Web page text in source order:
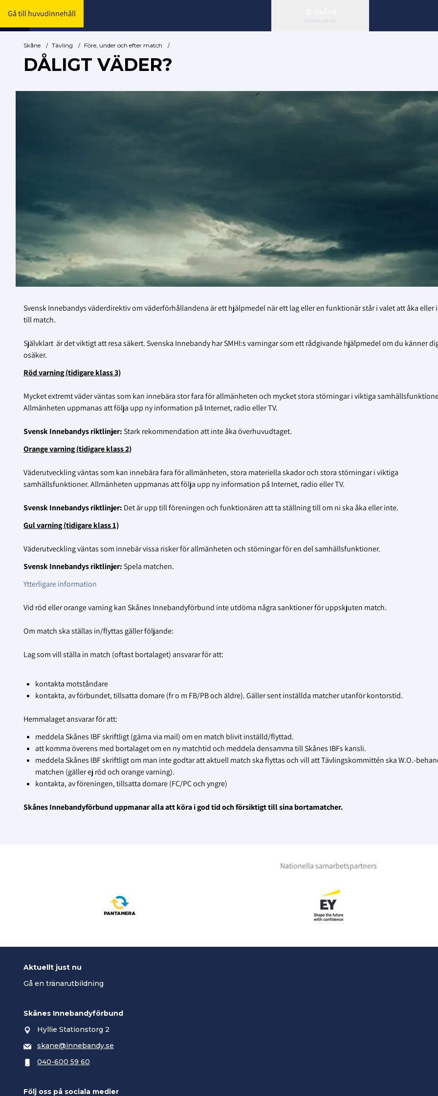
Gå till huvudinnehåll
Byt förbund här
Skåne / Tävling / Före, under och efter match /
DÅLIGT VÄDER?
Svensk Innebandys väderdirektiv om väderförhållandena är ett hjälpmedel när ett lag eller en funktionär står i valet att åka eller
till match.
Självklart är det viktigt att resa säkert. Svenska Innebandy har SMHI:s varningar som ett rådgivande hjälpmedel om du känner
osäker.
Röd varning (tidigare klass 3)
Mycket extremt väder väntas som kan innebära stor fara för allmänheten och mycket stora störningar i viktiga
Allmänheten uppmanas att följa upp ny information på Internet, radio eller TV.
Svensk Innebandys riktlinjer:Stark rekommendation att inte åka överhuvudtaget.
Orange varning (tidigare klass 2)
Väderutveckling väntas som kan innebära fara för allmänheten, stora materiella skador och stora störningar i viktiga
samhällsfunktioner. Allmänheten uppmanas att följa upp ny information på Internet, radio eller TV.
Svensk Innebandys riktlinjer: Det är upp till föreningen och funktionären att ta ställning till om ni ska åka eller inte.
Gul varning (tidigare klass 1)
Väderutveckling väntas som innebär vissa risker för allmänheten och störningar för en del samhällsfunktioner.
Svensk Innebandys riktlinjer:Spela matchen.
Ytterligare information
Vid röd eller orange varning kan Skånes Innebandyförbund inte utdöma några sanktioner för uppskjuten match.
Om match ska ställas in/flyttas gäller följande:
Lag som vill ställa in match (oftast bortalaget) ansvarar för att:
kontakta motståndare
kontakta, av förbundet, tillsatta domare (fr o m FB/PB och äldre). Gäller sent inställda matcher utanför kontorstid.
Hemmalaget ansvarar för att:
meddela Skånes IBF skriftligt (gärna via mail) om en match blivit inställd/flyttad.
att komma överens med bortalaget om en ny matchtid och meddela densamma till Skånes IBFs kansli.
meddela Skånes IBF skriftligt om man inte godtar att aktuell match ska flyttas och vill att Tävlingskommittén ska W.O.-
matchen (gäller ej röd och orange varning).
kontakta, av föreningen, tillsatta domare (FC/PC och yngre)
Skånes Innebandyförbund uppmanar alla att köra i god tid och försiktigt till sina bortamatcher.
Nationella samarbetspartners
Aktuellt just nu
Gå en tränarutbildning
Skånes Innebandyförbund
Hyllie Stationstorg 2
skane@innebandy.se
040-600 59 60
Följ oss på sociala medier